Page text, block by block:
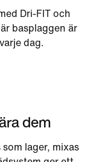
Dri-FIT och
basplaggen är
dag.
dem
lager, mixas